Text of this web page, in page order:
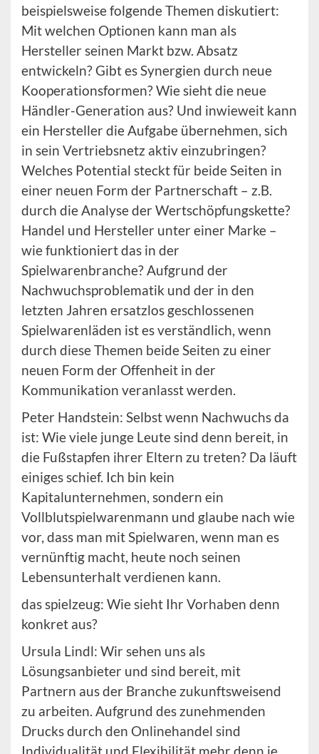
beispielsweise folgende Themen diskutiert:
Mit welchen Optionen kann man als
Hersteller seinen Markt bzw. Absatz
entwickeln? Gibt es Synergien durch neue
Kooperationsformen? Wie sieht die neue
Händler-Generation aus? Und inwieweit kann
ein Hersteller die Aufgabe übernehmen, sich
in sein Vertriebsnetz aktiv einzubringen?
Welches Potential steckt für beide Seiten in
einer neuen Form der Partnerschaft – z.B.
durch die Analyse der Wertschöpfungskette?
Handel und Hersteller unter einer Marke –
wie funktioniert das in der
Spielwarenbranche? Aufgrund der
Nachwuchsproblematik und der in den
letzten Jahren ersatzlos geschlossenen
Spielwarenläden ist es verständlich, wenn
durch diese Themen beide Seiten zu einer
neuen Form der Offenheit in der
Kommunikation veranlasst werden.
Peter Handstein: Selbst wenn Nachwuchs da
ist: Wie viele junge Leute sind denn bereit, in
die Fußstapfen ihrer Eltern zu treten? Da läuft
einiges schief. Ich bin kein
Kapitalunternehmen, sondern ein
Vollblutspielwarenmann und glaube nach wie
vor, dass man mit Spielwaren, wenn man es
vernünftig macht, heute noch seinen
Lebensunterhalt verdienen kann.
das spielzeug: Wie sieht Ihr Vorhaben denn
konkret aus?
Ursula Lindl: Wir sehen uns als
Lösungsanbieter und sind bereit, mit
Partnern aus der Branche zukunftsweisend
zu arbeiten. Aufgrund des zunehmenden
Drucks durch den Onlinehandel sind